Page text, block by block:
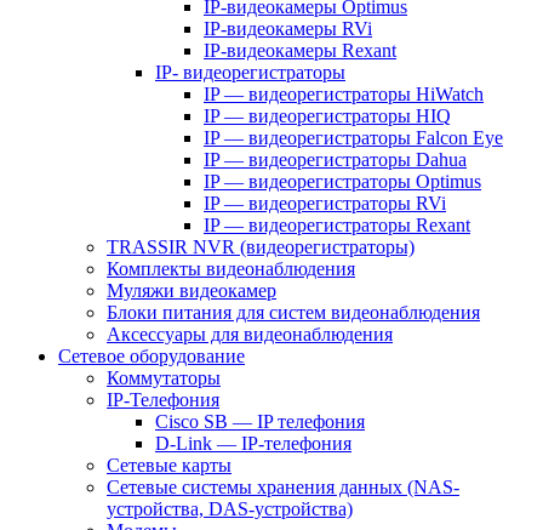
IP-видеокамеры Optimus
IP-видеокамеры RVi
IP-видеокамеры Rexant
IP- видеорегистраторы
IP — видеорегистраторы HiWatch
IP — видеорегистраторы HIQ
IP — видеорегистраторы Falcon Eye
IP — видеорегистраторы Dahua
IP — видеорегистраторы Optimus
IP — видеорегистраторы RVi
IP — видеорегистраторы Rexant
TRASSIR NVR (видеорегистраторы)
Комплекты видеонаблюдения
Муляжи видеокамер
Блоки питания для систем видеонаблюдения
Аксессуары для видеонаблюдения
Сетевое оборудование
Коммутаторы
IP-Телефония
Cisco SB — IP телефония
D-Link — IP-телефония
Сетевые карты
Сетевые системы хранения данных (NAS-
устройства, DAS-устройства)